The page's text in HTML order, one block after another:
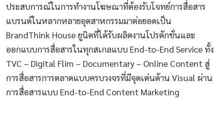
ประสบการณ์ในการทำงานโฆษณาที่ต้องรับโจทย์การสื่อสาร
แบรนด์ในหลากหลายอุตสาหกรรมมาต่อยอดเป็น
BrandThink House ยูนิตที่ได้รับผลิตงานโปรดักชั่นและ
ออกแบบการสื่อสารในทุกสเกลแบบ End-to-End Service ทั้ง
TVC – Digital Flim – Documentary – Online Content สู่
การสื่อสารการตลาดแบบครบวงจรที่มีจุดเด่นด้าน Visual ผ่าน
การสื่อสารแบบ End-to-End Content Marketing